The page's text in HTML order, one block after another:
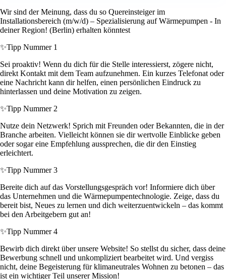
Wir sind der Meinung, dass du so Quereinsteiger im
Installationsbereich (m/w/d) – Spezialisierung auf Wärmepumpen - In
deiner Region! (Berlin) erhalten könntest
✨Tipp Nummer 1
Sei proaktiv! Wenn du dich für die Stelle interessierst, zögere nicht,
direkt Kontakt mit dem Team aufzunehmen. Ein kurzes Telefonat oder
eine Nachricht kann dir helfen, einen persönlichen Eindruck zu
hinterlassen und deine Motivation zu zeigen.
✨Tipp Nummer 2
Nutze dein Netzwerk! Sprich mit Freunden oder Bekannten, die in der
Branche arbeiten. Vielleicht können sie dir wertvolle Einblicke geben
oder sogar eine Empfehlung aussprechen, die dir den Einstieg
erleichtert.
✨Tipp Nummer 3
Bereite dich auf das Vorstellungsgespräch vor! Informiere dich über
das Unternehmen und die Wärmepumpentechnologie. Zeige, dass du
bereit bist, Neues zu lernen und dich weiterzuentwickeln – das kommt
bei den Arbeitgebern gut an!
✨Tipp Nummer 4
Bewirb dich direkt über unsere Website! So stellst du sicher, dass deine
Bewerbung schnell und unkompliziert bearbeitet wird. Und vergiss
nicht, deine Begeisterung für klimaneutrales Wohnen zu betonen – das
ist ein wichtiger Teil unserer Mission!